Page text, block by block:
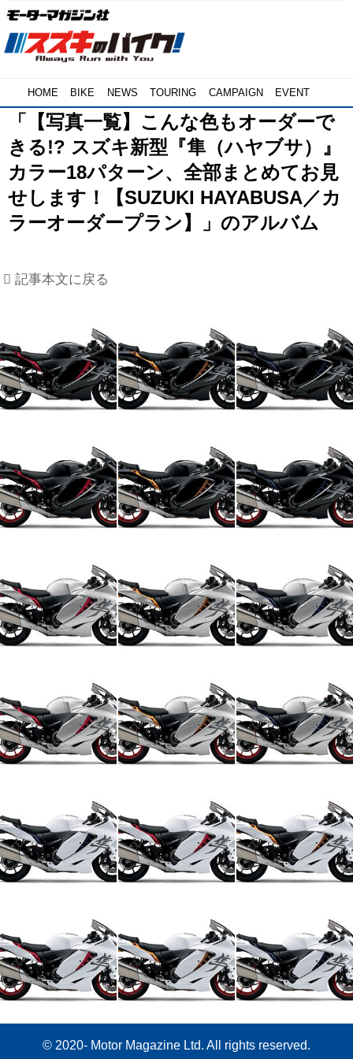
HOME BIKE NEWS TOURING CAMPAIGN EVENT
「【写真一覧】こんな色もオーダーで
きる!? スズキ新型『隼（ハヤブサ）』
カラー18パターン、全部まとめてお見
せします！【SUZUKI HAYABUSA／カ
ラーオーダープラン】」のアルバム
記事本文に戻る
© 2020- Motor Magazine Ltd. All rights reserved.